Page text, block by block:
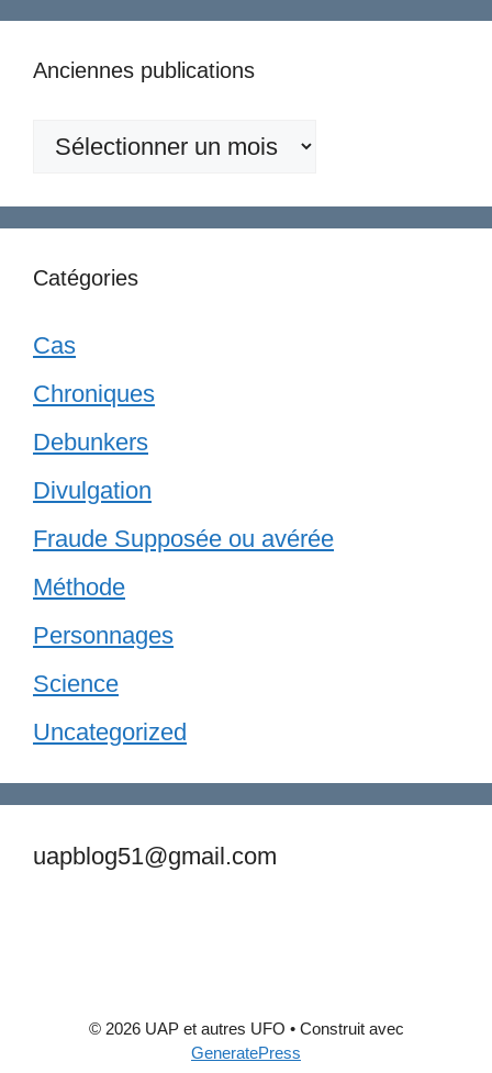
Anciennes publications
Anciennes
Catégories
Cas
Chroniques
Debunkers
Divulgation
Fraude Supposée ou avérée
Méthode
Personnages
Science
Uncategorized
uapblog51@gmail.com
© 2026 UAP et autres UFO • Construit avec
GeneratePress